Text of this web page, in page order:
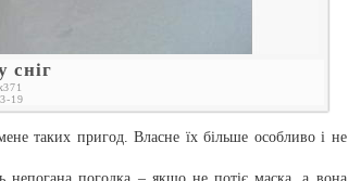
сніг
371
19
таких пригод. Власне їх більше особливо і не